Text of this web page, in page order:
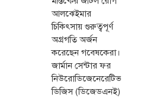
আলঝেইমার
চিকিৎসায় গুরুত্বপূর্ণ
অগ্রগতি অর্জন
করেছেন গবেষকেরা।
জার্মান সেন্টার ফর
নিউরোডিজেনেরেটিভ
ডিজিস (ডিজেডএনই)